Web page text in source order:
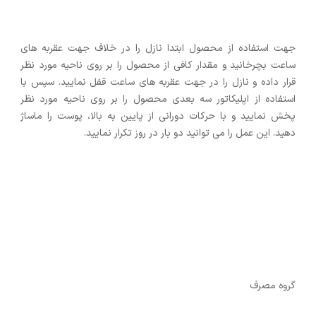
جهت استفاده از محصول ابتدا نازل را در خلاف جهت عقربه­ های
ساعت بچرخانید و مقدار کافی از محصول را بر روی ناحیه مورد نظر
قرار داده و نازل را در جهت عقربه های ساعت قفل نمایید. سپس با
استفاده از اپلیکاتور سه بعدی محصول را بر روی ناحیه مورد نظر
پخش نمایید و با حرکات دورانی از پایین به بالا، پوست را ماساژ
دهید. این عمل را می توانید دو بار در روز تکرار نمایید.
گروه مصرف